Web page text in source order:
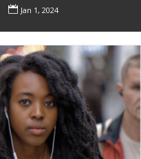
 Jan 1, 2024